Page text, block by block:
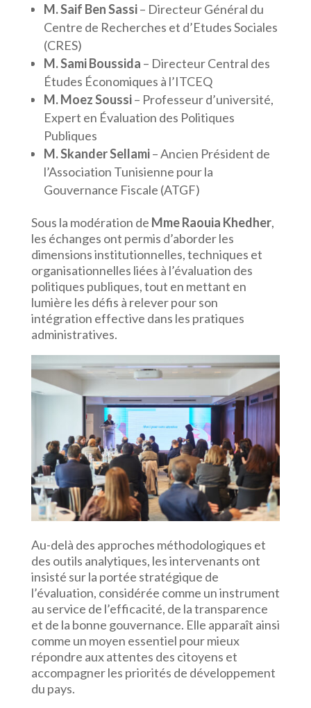
M. Saif Ben Sassi– Directeur Général du
Centre de Recherches et d’Etudes Sociales
(CRES)
M. Sami Boussida – Directeur Central des
Études Économiques à l’ITCEQ
M. Moez Soussi– Professeur d’université,
Expert en Évaluation des Politiques
Publiques
M. Skander Sellami– Ancien Président de
l’Association Tunisienne pour la
Gouvernance Fiscale (ATGF)
Sous la modération de Mme Raouia Khedher,
les échanges ont permis d’aborder les
dimensions institutionnelles, techniques et
organisationnelles liées à l’évaluation des
politiques publiques, tout en mettant en
lumière les défis à relever pour son
intégration effective dans les pratiques
administratives.
Au-delà des approches méthodologiques et
des outils analytiques, les intervenants ont
insisté sur la portée stratégique de
l’évaluation, considérée comme un instrument
au service de l’efficacité, de la transparence
et de la bonne gouvernance. Elle apparaît ainsi
comme un moyen essentiel pour mieux
répondre aux attentes des citoyens et
accompagner les priorités de développement
du pays.